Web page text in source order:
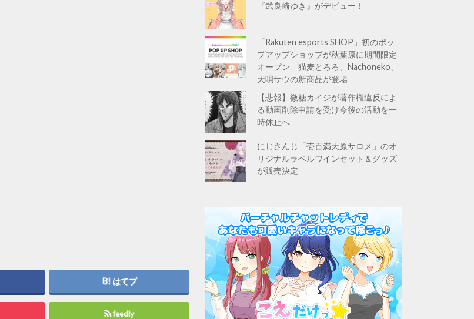
はてブ
feedly
『武良崎ゆき』がデビュー！
「Rakuten esports SHOP」初のポッ
プアップショップが秋葉原に期間限定
オープン 猫麦とろろ、Nachoneko、
天唄サウの新商品が登場
【悲報】微糖カイジが著作権違反によ
る動画削除申請を受け今後の活動を一
時休止へ
にじさんじ「壱百満天原サロメ」のオ
リジナルラベルワインセット＆グッズ
が販売決定